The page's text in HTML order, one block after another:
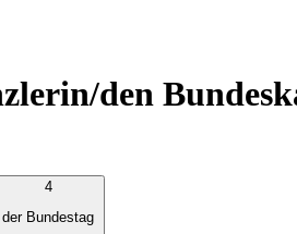
den
4
der Bundestag